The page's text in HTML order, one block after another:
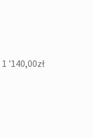
1 '140,00zł